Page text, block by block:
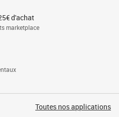
d'achat
marketplace
Toutes nos applications